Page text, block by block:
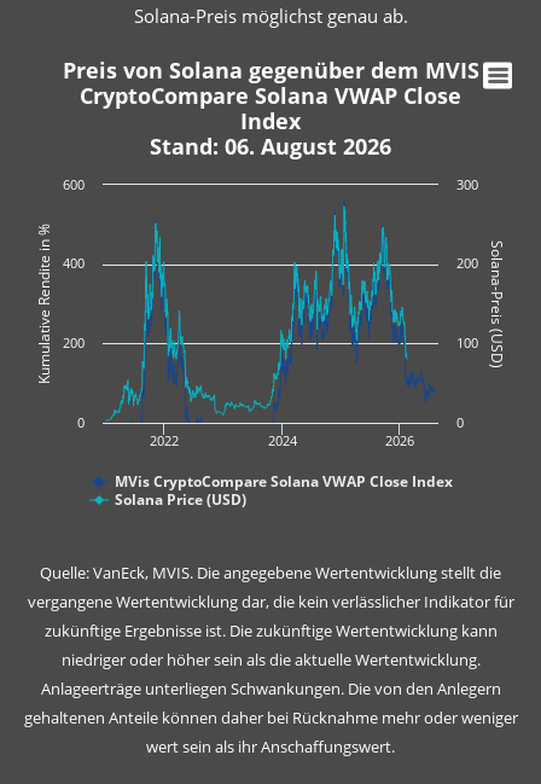
Solana-Preis möglichst genau ab.
Kumulative Rendite in % Solana-Preis (USD)
Preis von Solana gegenüber dem MVIS
CryptoCompare Solana VWAP Close
Index
Stand: 06. August 2026
2022 2024 2026
0
200
400
600
0
100
200
300
MVis CryptoCompare Solana VWAP Close Index
Solana Price (USD)
Quelle: VanEck, MVIS. Die angegebene Wertentwicklung stellt die
vergangene Wertentwicklung dar, die kein verlässlicher Indikator für
zukünftige Ergebnisse ist. Die zukünftige Wertentwicklung kann
niedriger oder höher sein als die aktuelle Wertentwicklung.
Anlageerträge unterliegen Schwankungen. Die von den Anlegern
gehaltenen Anteile können daher bei Rücknahme mehr oder weniger
wert sein als ihr Anschaffungswert.